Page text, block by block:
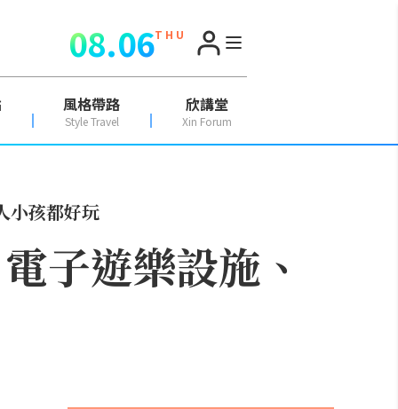
08.06T H U
風格帶路
Style Travel
欣講堂
Xin Forum
小孩都好玩
子遊樂設施、